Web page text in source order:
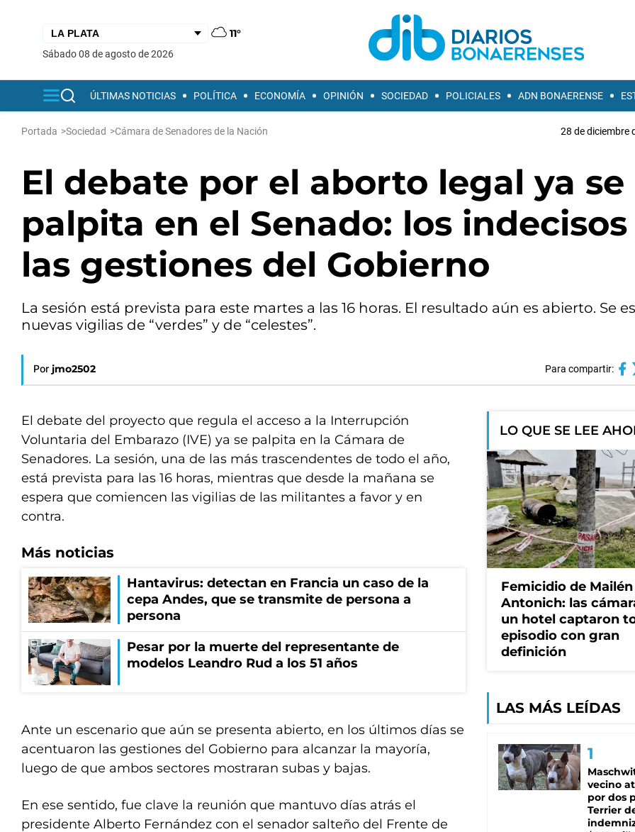
11°
sábado 08 de agosto de 2026
ÚLTIMAS NOTICIAS POLÍTICA ECONOMÍA OPINIÓN SOCIEDAD POLICIALES ADN BONAERENSE
Portada >Sociedad >Cámara de Senadores de la Nación 28 de diciembre
El debate por el aborto legal ya se
palpita en el Senado: los
las gestiones del Gobierno
La sesión está prevista para este martes a las 16 horas. El resultado aún es abierto. Se
nuevas vigilias de “verdes” y de “celestes”.
Por jmo2502 Para compartir:
El debate del proyecto que regula el acceso a la Interrupción
Voluntaria del Embarazo (IVE) ya se palpita en la Cámara de
Senadores. La sesión, una de las más trascendentes de todo el año,
está prevista para las 16 horas, mientras que desde la mañana se
espera que comiencen las vigilias de las militantes a favor y en
contra.
Más noticias
Hantavirus: detectan en Francia un caso de la
cepa Andes, que se transmite de persona a
persona
Pesar por la muerte del representante de
modelos Leandro Rud a los 51 años
Ante un escenario que aún se presenta abierto, en los últimos días se
acentuaron las gestiones del Gobierno para alcanzar la mayoría,
luego de que ambos sectores mostraran subas y bajas.
En ese sentido, fue clave la reunión que mantuvo días atrás el
presidente Alberto Fernández con el senador salteño del Frente de
LO QUE SE LEE
Femicidio de Mailén
Antonich: las
un hotel captaron
episodio con gran
definición
LAS MÁS LEÍDAS
vecino
por dos
Terrier